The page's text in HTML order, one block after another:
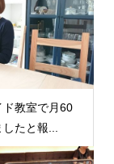
ド教室で月60
たと報...